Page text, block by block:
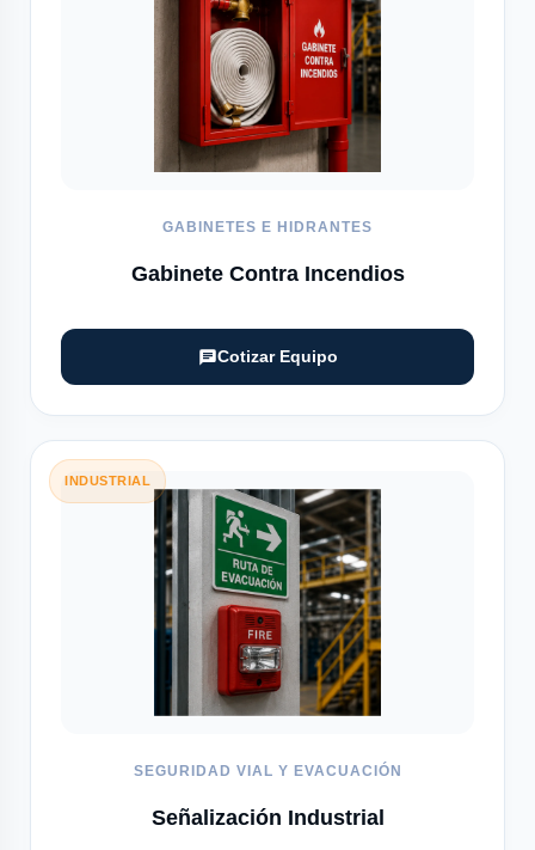
GABINETES E HIDRANTES
Gabinete Contra Incendios
Cotizar Equipo
INDUSTRIAL
SEGURIDAD VIAL Y EVACUACIÓN
Señalización Industrial